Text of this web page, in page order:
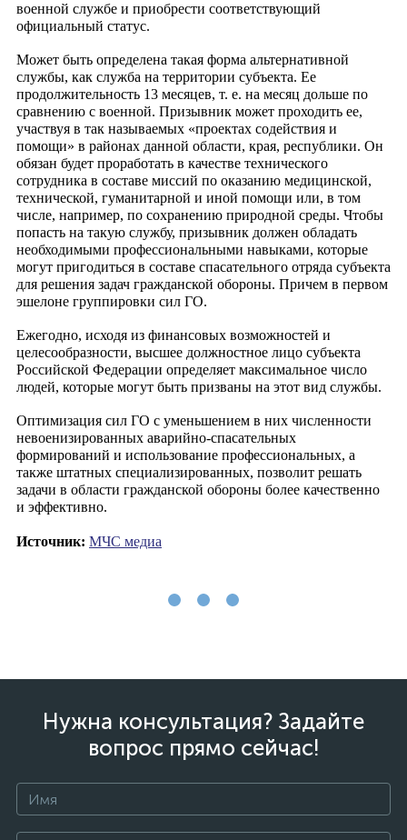
военной службе и приобрести соответствующий
официальный статус.
Может быть определена такая форма альтернативной
службы, как служба на территории субъекта. Ее
продолжительность 13 месяцев, т. е. на месяц дольше по
сравнению с военной. Призывник может проходить ее,
участвуя в так называемых «проектах содействия и
помощи» в районах данной области, края, республики. Он
обязан будет проработать в качестве технического
сотрудника в составе миссий по оказанию медицинской,
технической, гуманитарной и иной помощи или, в том
числе, например, по сохранению природной среды. Чтобы
попасть на такую службу, призывник должен обладать
необходимыми профессиональными навыками, которые
могут пригодиться в составе спасательного отряда субъекта
для решения задач гражданской обороны. Причем в первом
эшелоне группировки сил ГО.
Ежегодно, исходя из финансовых возможностей и
целесообразности, высшее должностное лицо субъекта
Российской Федерации определяет максимальное число
людей, которые могут быть призваны на этот вид службы.
Оптимизация сил ГО с уменьшением в них численности
невоенизированных аварийно-спасательных
формирований и использование профессиональных, а
также штатных специализированных, позволит решать
задачи в области гражданской обороны более качественно
и эффективно.
Источник: МЧС медиа
Нужна консультация? Задайте
вопрос прямо сейчас!